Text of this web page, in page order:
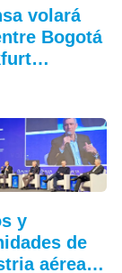
volará
Bogotá
y
de
aérea